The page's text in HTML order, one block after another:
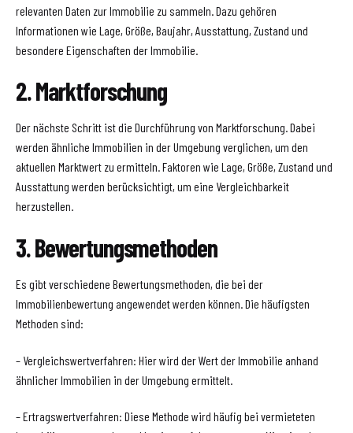
relevanten Daten zur Immobilie zu sammeln. Dazu gehören
Informationen wie Lage, Größe, Baujahr, Ausstattung, Zustand und
besondere Eigenschaften der Immobilie.
2. Marktforschung
Der nächste Schritt ist die Durchführung von Marktforschung. Dabei
werden ähnliche Immobilien in der Umgebung verglichen, um den
aktuellen Marktwert zu ermitteln. Faktoren wie Lage, Größe, Zustand und
Ausstattung werden berücksichtigt, um eine Vergleichbarkeit
herzustellen.
3. Bewertungsmethoden
Es gibt verschiedene Bewertungsmethoden, die bei der
Immobilienbewertung angewendet werden können. Die häufigsten
Methoden sind:
– Vergleichswertverfahren: Hier wird der Wert der Immobilie anhand
ähnlicher Immobilien in der Umgebung ermittelt.
– Ertragswertverfahren: Diese Methode wird häufig bei vermieteten